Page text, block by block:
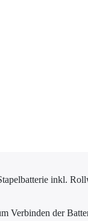
inkl.
Verbinden der